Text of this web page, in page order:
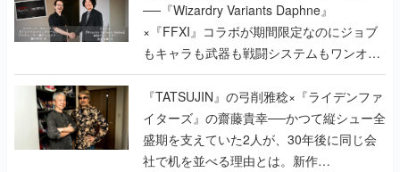
──『Wizardry Variants Daphne』
×『FFXI』コラボが期間限定なのにジョブ
もキャラも武器も戦闘システムもワンオフ
で作り込まれた理由を両ディレクターに聞
く
『TATSUJIN』の弓削雅稔×『ライデンファ
イターズ』の齋藤貴幸──かつて縦シュー全
盛期を支えていた2人が、30年後に同じ会
社で机を並べる理由とは。新作